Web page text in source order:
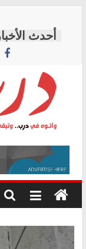
content
درب
وأتوه
درب..
وتبقى
هي